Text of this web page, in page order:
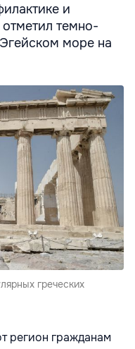
и
темно-
море на
греческих
регион гражданам